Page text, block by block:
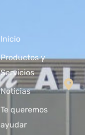
Inicio
Productos y
Servicios
Noticias
Te queremos
ayudar